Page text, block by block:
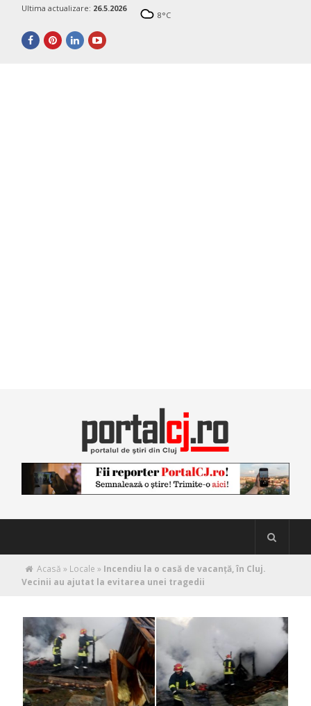
Ultima actualizare: 26.5.2026
8°C
Acasă » Locale » Incendiu la o casă de vacanță, în Cluj.
Vecinii au ajutat la evitarea unei tragedii